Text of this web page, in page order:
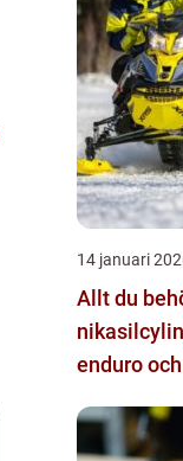
14 januari
Allt du
enduro